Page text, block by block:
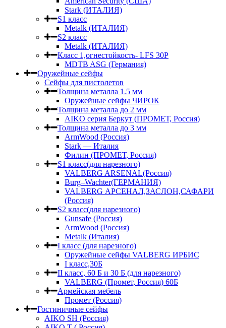
Stark (ИТАЛИЯ)
S1 класс
Metalk (ИТАЛИЯ)
S2 класс
Metalk (ИТАЛИЯ)
Класс 1,огнестойкость- LFS 30P
MDTB ASG (Германия)
Оружейные сейфы
Сейфы для пистолетов
Толщина металла 1.5 мм
Оружейные сейфы ЧИРОК
Толщина металла до 2 мм
AIKO серия Беркут (ПРОМЕТ, Россия)
Толщина металла до 3 мм
ArmWood (Россия)
Stark — Италия
Филин (ПРОМЕТ, Россия)
S1 класс(для нарезного)
VALBERG ARSENAL(Россия)
Burg–Wachter(ГЕРМАНИЯ)
VALBERG АРСЕНАЛ,ЗАСЛОН,САФАРИ
(Россия)
S2 класс(для нарезного)
Gunsafe (Россия)
ArmWood (Россия)
Metalk (Италия)
I класс (для нарезного)
Оружейные сейфы VALBERG ИРБИС
I класс,30Б
II класс, 60 Б и 30 Б (для нарезного)
VALBERG (Промет, Россия) 60Б
Армейская мебель
Промет (Россия)
Гостиничные сейфы
AIKO SH (Россия)